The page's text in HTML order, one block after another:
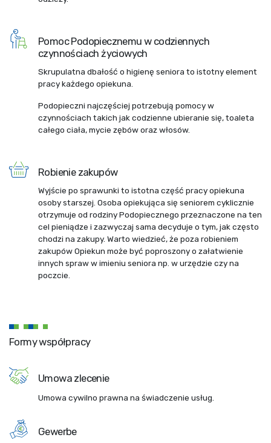
Pomoc Podopiecznemu w codziennych
czynnościach życiowych
Skrupulatna dbałość o higienę seniora to istotny element
pracy każdego opiekuna.
Podopieczni najczęściej potrzebują pomocy w
czynnościach takich jak codzienne ubieranie się, toaleta
całego ciała, mycie zębów oraz włosów.
Robienie zakupów
Wyjście po sprawunki to istotna część pracy opiekuna
osoby starszej. Osoba opiekująca się seniorem cyklicznie
otrzymuje od rodziny Podopiecznego przeznaczone na ten
cel pieniądze i zazwyczaj sama decyduje o tym, jak często
chodzi na zakupy. Warto wiedzieć, że poza robieniem
zakupów Opiekun może być poproszony o załatwienie
innych spraw w imieniu seniora np. w urzędzie czy na
poczcie.
Formy współpracy
Umowa zlecenie
Umowa cywilno prawna na świadczenie usług.
Gewerbe